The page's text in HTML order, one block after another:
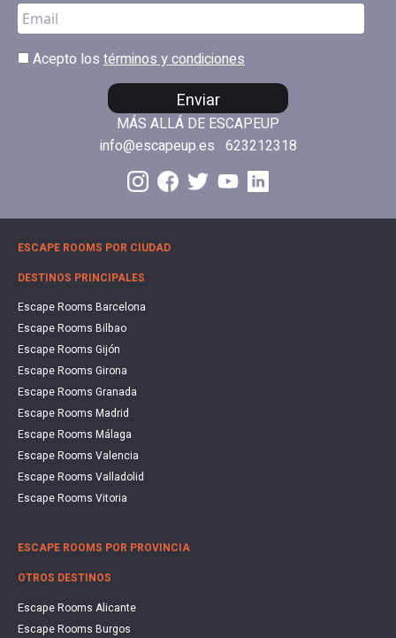
Acepto los términos y condiciones
Enviar
MÁS ALLÁ DE ESCAPEUP
info@escapeup.es 623212318
ESCAPE ROOMS POR CIUDAD
DESTINOS PRINCIPALES
Escape Rooms Barcelona
Escape Rooms Bilbao
Escape Rooms Gijón
Escape Rooms Girona
Escape Rooms Granada
Escape Rooms Madrid
Escape Rooms Málaga
Escape Rooms Valencia
Escape Rooms Valladolid
Escape Rooms Vitoria
ESCAPE ROOMS POR PROVINCIA
OTROS DESTINOS
Escape Rooms Alicante
Escape Rooms Burgos